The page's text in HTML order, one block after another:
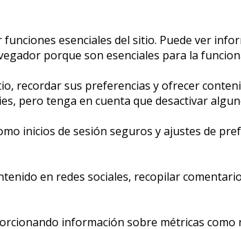
esenciales del sitio. Puede ver
porque son esenciales para la
recordar sus preferencias y ofrecer
pero tenga en cuenta que desactivar
inicios de sesión seguros y ajustes de
en redes sociales, recopilar
información sobre métricas